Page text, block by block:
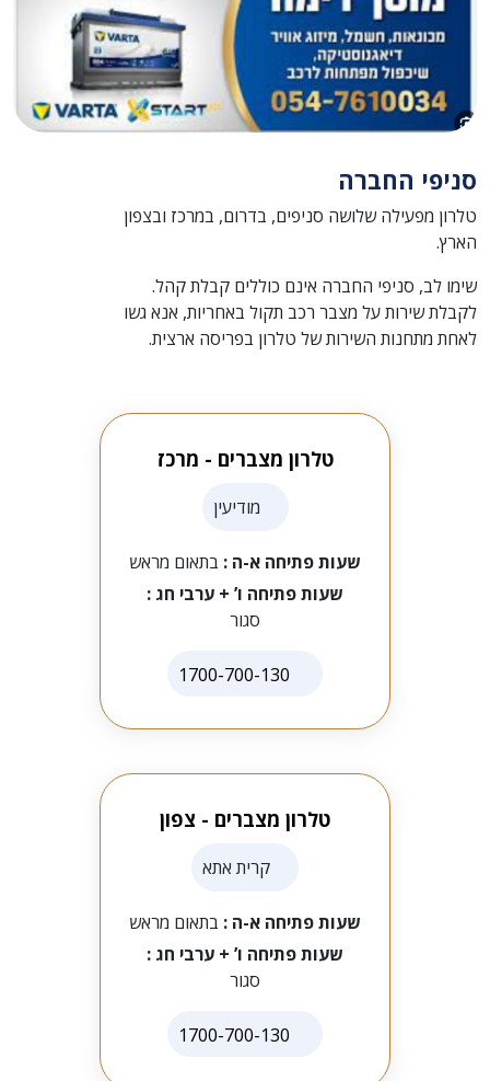
סניפי החברה
טלרון מפעילה שלושה סניפים, בדרום, במרכז ובצפון
הארץ.
שימו לב, סניפי החברה אינם כוללים קבלת קהל.
לקבלת שירות על מצבר רכב תקול באחריות, אנא גשו
לאחת מתחנות השירות של טלרון בפריסה ארצית.
טלרון מצברים - מרכז
מודיעין
שעות פתיחה א-ה : בתאום מראש
שעות פתיחה ו’ + ערבי חג :
סגור
1700-700-130
טלרון מצברים - צפון
קרית אתא
שעות פתיחה א-ה : בתאום מראש
שעות פתיחה ו’ + ערבי חג :
סגור
1700-700-130